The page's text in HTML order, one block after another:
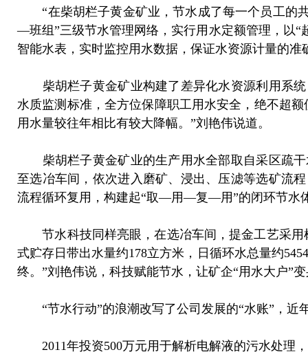
“在柴胡栏子黄金矿业，节水成了每一个员工的
—班组”三级节水管理网络，实行用水定额管理，以“
智能水表，实时监控用水数据，保证水资源计量的准
柴胡栏子黄金矿业构建了差异化水资源利用系统
水质监测标准，全方位保障职工用水安全，绝不超
用水量较往年相比有较大降幅。”刘艳伟说道。
柴胡栏子黄金矿业的生产用水全部取自采区疏干
至选冶车间，依次进入磨矿、浸出、压滤等选矿流
流程循环复用，构建起“取—用—复—用”的闭环节水
节水科技同样亮眼，在选冶车间，提金工艺采用
式贮存日带出水量约178立方米，日循环水总量约
终。”刘艳伟说，科技赋能节水，让矿企“用水大户”
“节水行动”的浪潮改写了公司发展的“水账”，近
2011年投资500万元用于解析电解液的污水处理